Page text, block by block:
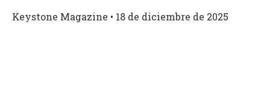
Keystone Magazine 18 de diciembre de 2025